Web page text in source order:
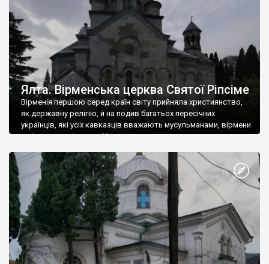
Ялта. Вірменська церква Святої Ріпсіме
Вірменія першою серед країн світу прийняла християнство,
як державну релігію, й на подив багатьох пересічних
українців, які усіх кавказців вважають мусульманами, вірмени
є відданими вірянами Христа